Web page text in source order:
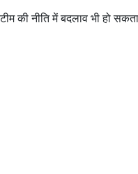
की नीति में बदलाव भी हो